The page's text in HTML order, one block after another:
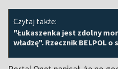
Czytaj także:
"Łukaszenka jest zdolny
władzę". Rzecznik BELPOL o